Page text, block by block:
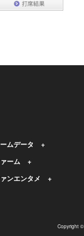
ムデータ
ーム
ンエンタメ
Copyright